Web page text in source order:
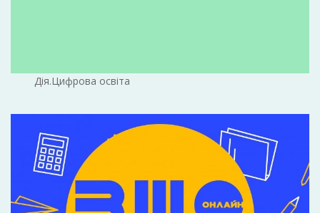
Дія.Цифрова освіта